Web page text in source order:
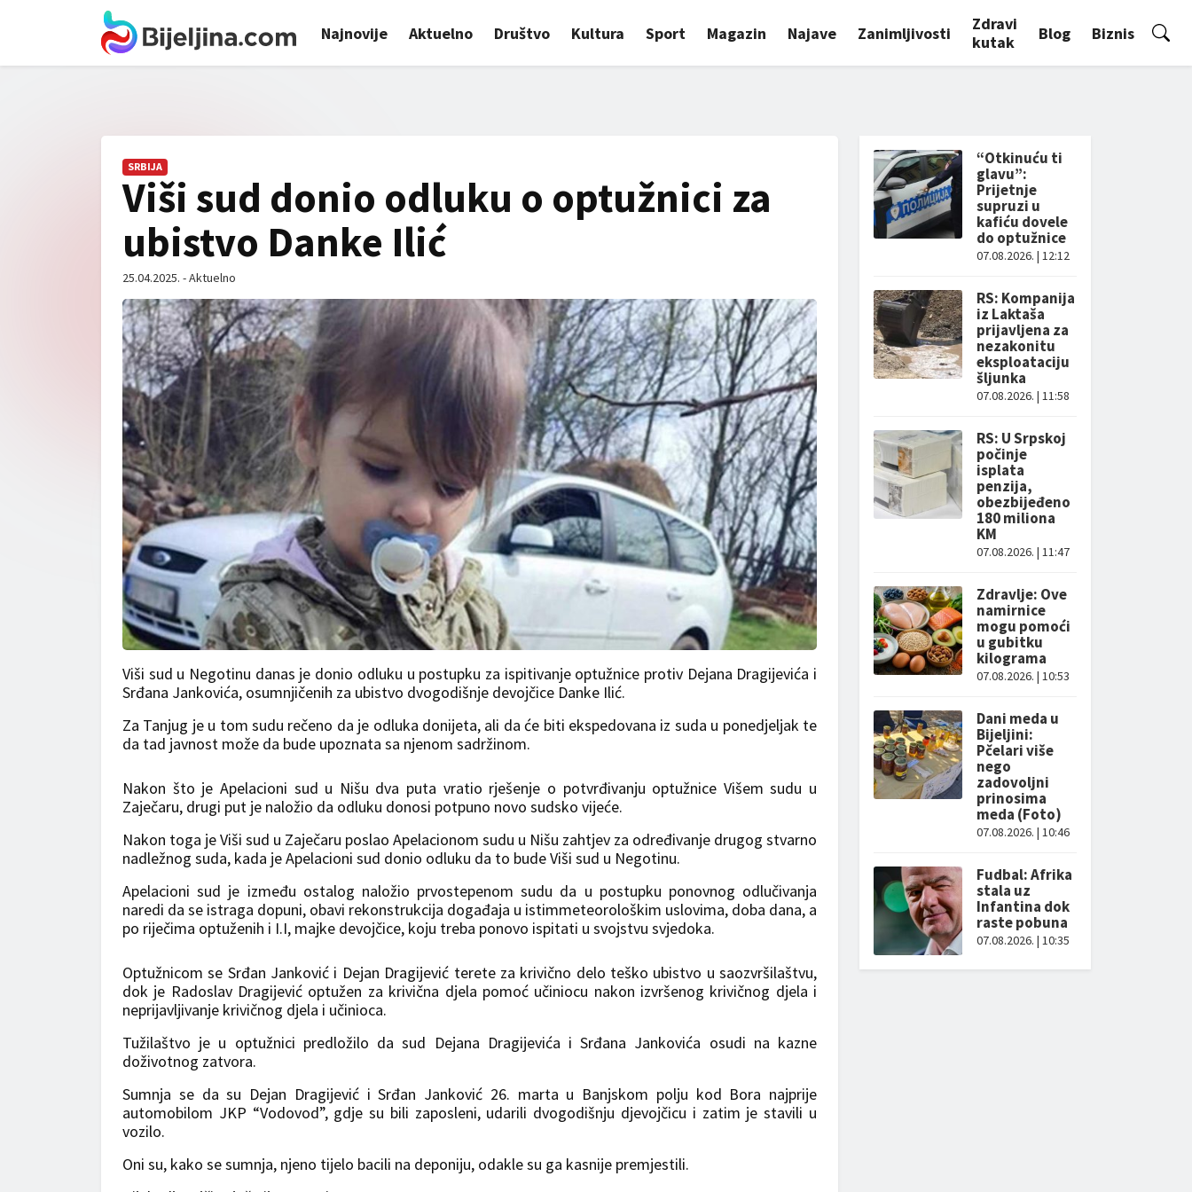
Najnovije Aktuelno Društvo Kultura Sport Magazin Najave Zanimljivosti
Zdravi
kutak
Blog Biznis
SRBIJA
Viši sud donio odluku o optužnici za
ubistvo Danke Ilić
25.04.2025. - Aktuelno
Viši sud u Negotinu danas je donio odluku u postupku za ispitivanje optužnice protiv Dejana Dragijevića i
Srđana Jankovića, osumnjičenih za ubistvo dvogodišnje devojčice Danke Ilić.
Za Tanjug je u tom sudu rečeno da je odluka donijeta, ali da će biti ekspedovana iz suda u ponedjeljak te
da tad javnost može da bude upoznata sa njenom sadržinom.
Nakon što je Apelacioni sud u Nišu dva puta vratio rješenje o potvrđivanju optužnice Višem sudu u
Zaječaru, drugi put je naložio da odluku donosi potpuno novo sudsko vijeće.
Nakon toga je Viši sud u Zaječaru poslao Apelacionom sudu u Nišu zahtjev za određivanje drugog stvarno
nadležnog suda, kada je Apelacioni sud donio odluku da to bude Viši sud u Negotinu.
Apelacioni sud je između ostalog naložio prvostepenom sudu da u postupku ponovnog odlučivanja
naredi da se istraga dopuni, obavi rekonstrukcija događaja u istimmeteorološkim uslovima, doba dana, a
po riječima optuženih i I.I, majke devojčice, koju treba ponovo ispitati u svojstvu svjedoka.
Optužnicom se Srđan Janković i Dejan Dragijević terete za krivično delo teško ubistvo u saozvršilaštvu,
dok je Radoslav Dragijević optužen za krivična djela pomoć učiniocu nakon izvršenog krivičnog djela i
neprijavljivanje krivičnog djela i učinioca.
Tužilaštvo je u optužnici predložilo da sud Dejana Dragijevića i Srđana Jankovića osudi na kazne
doživotnog zatvora.
Sumnja se da su Dejan Dragijević i Srđan Janković 26. marta u Banjskom polju kod Bora najprije
automobilom JKP “Vodovod”, gdje su bili zaposleni, udarili dvogodišnju djevojčicu i zatim je stavili u
vozilo.
Oni su, kako se sumnja, njeno tijelo bacili na deponiju, odakle su ga kasnije premjestili.
“Otkinuću ti
glavu”:
Prijetnje
supruzi u
kafiću dovele
do optužnice
07.08.2026. | 12:12
RS: Kompanija
iz Laktaša
prijavljena za
nezakonitu
eksploataciju
šljunka
07.08.2026. | 11:58
RS: U Srpskoj
počinje
isplata
penzija,
obezbijeđeno
180 miliona
KM
07.08.2026. | 11:47
Zdravlje: Ove
namirnice
mogu pomoći
u gubitku
kilograma
07.08.2026. | 10:53
Dani meda u
Bijeljini:
Pčelari više
nego
zadovoljni
prinosima
meda (Foto)
07.08.2026. | 10:46
Fudbal: Afrika
stala uz
Infantina dok
raste pobuna
07.08.2026. | 10:35